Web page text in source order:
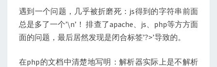
遇到一个问题，几乎被折磨死：js得到的字符串前面
总是多了一个’\n’！ 排查了apache、js、php等方方面
面的问题，最后居然发现是闭合标签’?>’导致的。
在php的文档中清楚地写明：解析器实际上是不解析